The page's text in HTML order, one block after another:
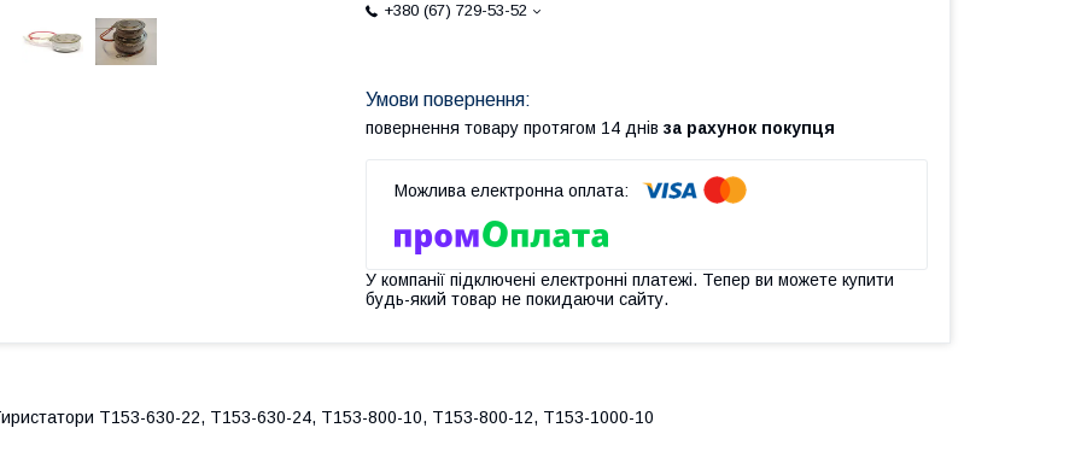
+380 (67) 729-53-52
повернення товару протягом 14 днів за рахунок покупця
У компанії підключені електронні платежі. Тепер ви можете купити
будь-який товар не покидаючи сайту.
Т153-630-22, Т153-630-24, Т153-800-10, Т153-800-12, Т153-1000-10